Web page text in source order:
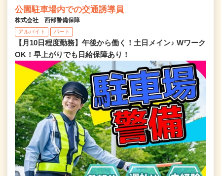
公園駐車場内での交通誘導員
株式会社 西部警備保障
アルバイト パート
【月10日程度勤務】午後から働く！土日メイン♪ Wワーク
OK！早上がりでも日給保障あり！